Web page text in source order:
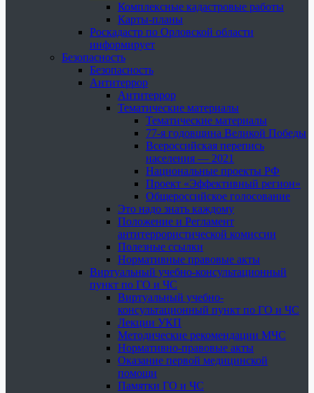
Комплексные кадастровые работы
Карты-планы
Роскадастр по Орловской области
информирует
Безопасность
Безопасность
Антитеррор
Антитеррор
Тематические материалы
Тематические материалы
77-я годовщина Великой Победы
Всероссийская перепись
населения — 2021
Национальные проекты РФ
Проект «Эффективный регион»
Общероссийское голосование
Это надо знать каждому
Положение и Регламент
антитеррористической комиссии
Полезные ссылки
Нормативные правовые акты
Виртуальный учебно-консультационный
пункт по ГО и ЧС
Виртуальный учебно-
консультационный пункт по ГО и ЧС
Лекции УКП
Методические рекомендации МЧС
Нормативно-правовые акты
Оказание первой медицинской
помощи
Памятки ГО и ЧС